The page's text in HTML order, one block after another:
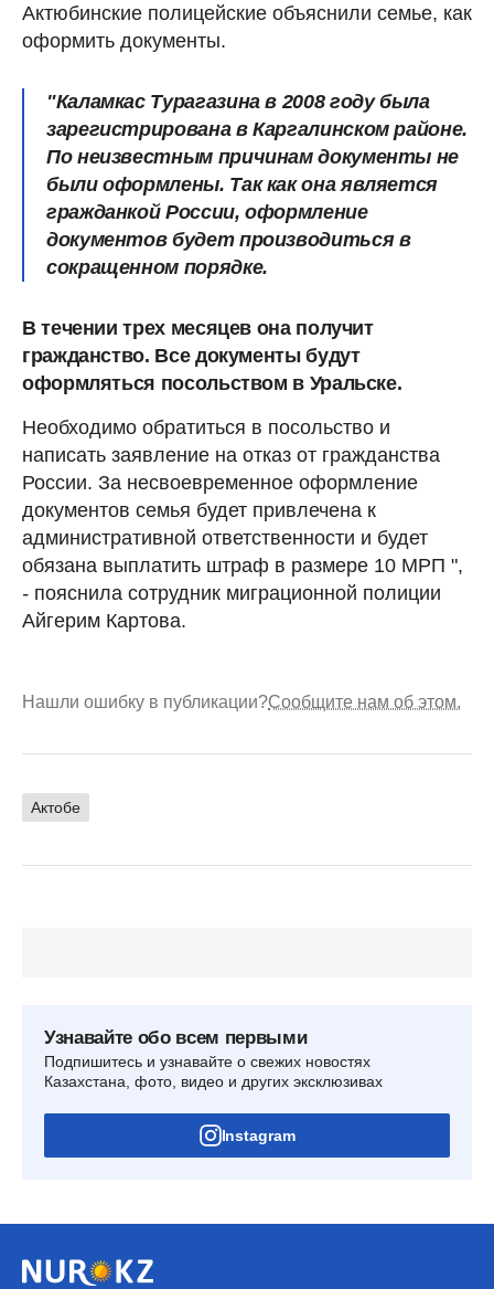
Актюбинские полицейские объяснили семье, как
оформить документы.
"Каламкас Турагазина в 2008 году была
зарегистрирована в Каргалинском районе.
По неизвестным причинам документы не
были оформлены. Так как она является
гражданкой России, оформление
документов будет производиться в
сокращенном порядке.
В течении трех месяцев она получит
гражданство. Все документы будут
оформляться посольством в Уральске.
Необходимо обратиться в посольство и
написать заявление на отказ от гражданства
России. За несвоевременное оформление
документов семья будет привлечена к
административной ответственности и будет
обязана выплатить штраф в размере 10 МРП ",
- пояснила сотрудник миграционной полиции
Айгерим Картова.
Нашли ошибку в публикации?Сообщите нам об этом.
Актобе
Узнавайте обо всем первыми
Подпишитесь и узнавайте о свежих новостях
Казахстана, фото, видео и других эксклюзивах
Instagram